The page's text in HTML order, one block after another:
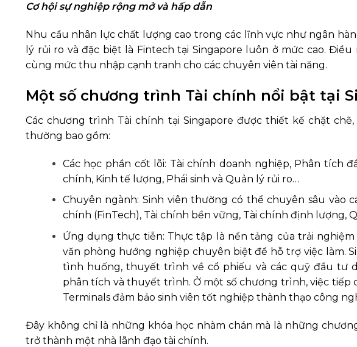
Cơ hội sự nghiệp rộng mở và hấp dẫn
Nhu cầu nhân lực chất lượng cao trong các lĩnh vực như ngân
lý rủi ro và đặc biệt là Fintech tại Singapore luôn ở mức cao.
cùng mức thu nhập cạnh tranh cho các chuyên viên tài năng.
Một số chương trình Tài chính nổi bật tại
Các chương trình Tài chính tại Singapore được thiết kế chặt
thường bao gồm:
Các học phần cốt lõi: Tài chính doanh nghiệp, Phân tích
chính, Kinh tế lượng, Phái sinh và Quản lý rủi ro…
Chuyên ngành: Sinh viên thường có thể chuyên sâu vào
chính (FinTech), Tài chính bền vững, Tài chính định lượng,
Ứng dụng thực tiễn: Thực tập là nền tảng của trải
văn phòng hướng nghiệp chuyên biệt để hỗ trợ việc làm.
tình huống, thuyết trình về cổ phiếu và các quỹ đầu tư
phân tích và thuyết trình. Ở một số chương trình, việc tiếp
Terminals đảm bảo sinh viên tốt nghiệp thành thạo công
Đây không chỉ là những khóa học nhàm chán mà là những
trở thành một nhà lãnh đạo tài chính.